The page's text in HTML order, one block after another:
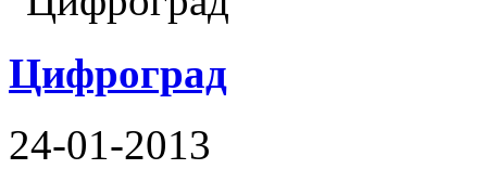
Цифроград
24-01-2013